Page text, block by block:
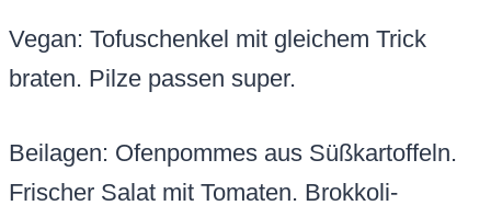
Vegan: Tofuschenkel mit gleichem Trick
braten. Pilze passen super.
Beilagen: Ofenpommes aus Süßkartoffeln.
Frischer Salat mit Tomaten. Brokkoli-